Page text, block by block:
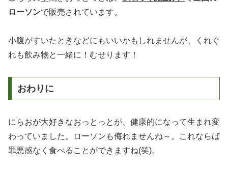
ローソンで販売されています。
小腹がすいたときなどにもいいかもしれませんが、くれぐ
れも飲み物と一緒に！むせります！
おわりに
にらおが大好きなおっとっとが、健康的になって生まれ変
わっていました。ローソンも侮れませんね～。これならば
罪悪感なく食べることができますね(笑)。